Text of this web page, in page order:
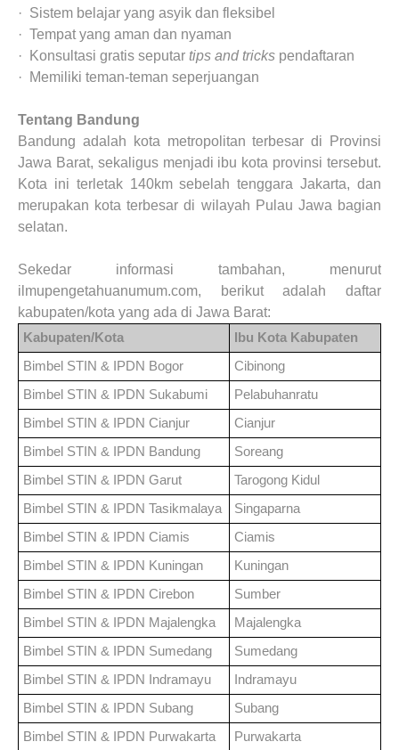
· Sistem belajar yang asyik dan fleksibel
· Tempat yang aman dan nyaman
·
Konsultasi gratis seputar tips and tricks pendaftaran
·
Memiliki teman-teman seperjuangan
Tentang Bandung
Bandung adalah kota metropolitan terbesar di Provinsi
Jawa Barat, sekaligus menjadi ibu kota provinsi tersebut.
Kota ini terletak 140km sebelah tenggara Jakarta, dan
merupakan kota terbesar di wilayah Pulau Jawa bagian
selatan.
Sekedar informasi tambahan, menurut
ilmupengetahuanumum.com, berikut adalah daftar
kabupaten/kota yang ada di Jawa Barat:
Kabupaten/Kota
Ibu Kota Kabupaten
Bimbel STIN & IPDN Bogor
Cibinong
Bimbel STIN & IPDN Sukabumi
Pelabuhanratu
Bimbel STIN & IPDN Cianjur
Cianjur
Bimbel STIN & IPDN Bandung
Soreang
Bimbel STIN & IPDN Garut
Tarogong Kidul
Bimbel STIN & IPDN Tasikmalaya
Singaparna
Bimbel STIN & IPDN Ciamis
Ciamis
Bimbel STIN & IPDN Kuningan
Kuningan
Bimbel STIN & IPDN Cirebon
Sumber
Bimbel STIN & IPDN Majalengka
Majalengka
Bimbel STIN & IPDN Sumedang
Sumedang
Bimbel STIN & IPDN
Indramayu
Indramayu
Bimbel STIN & IPDN Subang
Subang
Bimbel STIN & IPDN Purwakarta
Purwakarta